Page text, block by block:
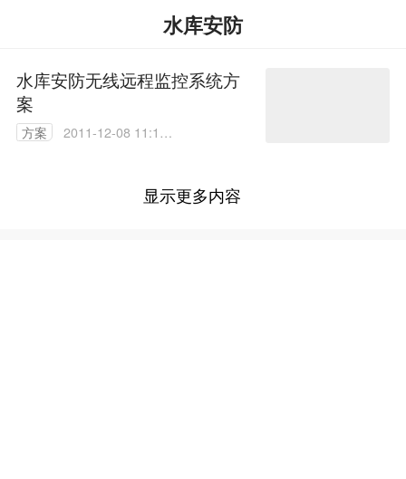
水库安防
水库安防无线远程监控系统方
案
方案
2011-12-08 11:11:
显示更多内容